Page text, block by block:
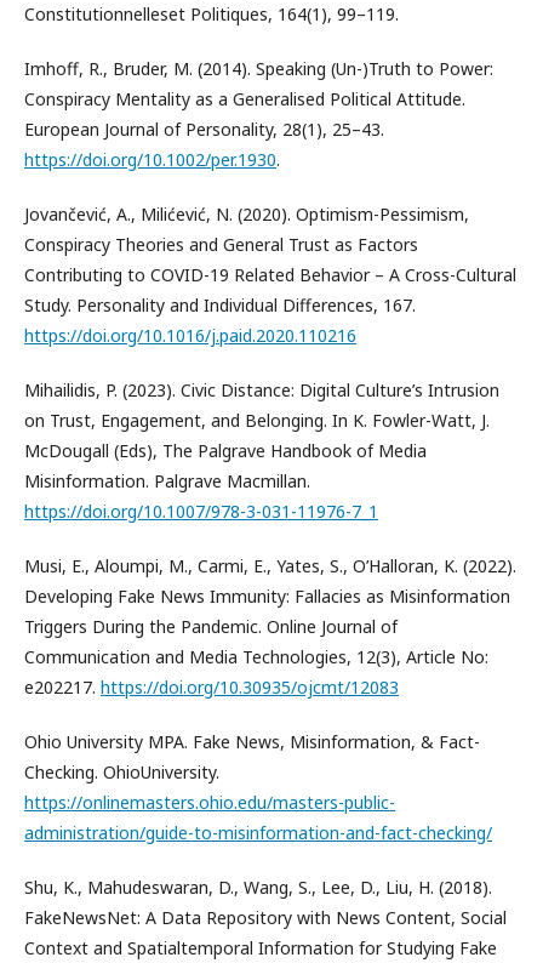
Constitutionnelleset Politiques, 164(1), 99–119.
Imhoff, R., Bruder, M. (2014). Speaking (Un-)Truth to Power:
Conspiracy Mentality as a Generalised Political Attitude.
European Journal of Personality, 28(1), 25–43.
https://doi.org/10.1002/per.1930.
Jovančević, A., Milićević, N. (2020). Optimism-Pessimism,
Conspiracy Theories and General Trust as Factors
Contributing to COVID-19 Related Behavior – A Cross-Cultural
Study. Personality and Individual Differences, 167.
https://doi.org/10.1016/j.paid.2020.110216
Mihailidis, P. (2023). Civic Distance: Digital Culture’s Intrusion
on Trust, Engagement, and Belonging. In K. Fowler-Watt, J.
McDougall (Eds), The Palgrave Handbook of Media
Misinformation. Palgrave Macmillan.
https://doi.org/10.1007/978-3-031-11976-7_1
Musi, E., Aloumpi, M., Carmi, E., Yates, S., O’Halloran, K. (2022).
Developing Fake News Immunity: Fallacies as Misinformation
Triggers During the Pandemic. Online Journal of
Communication and Media Technologies, 12(3), Article No:
e202217. https://doi.org/10.30935/ojcmt/12083
Ohio University MPA. Fake News, Misinformation, & Fact-
Checking. OhioUniversity.
https://onlinemasters.ohio.edu/masters-public-
administration/guide-to-misinformation-and-fact-checking/
Shu, K., Mahudeswaran, D., Wang, S., Lee, D., Liu, H. (2018).
FakeNewsNet: A Data Repository with News Content, Social
Context and Spatialtemporal Information for Studying Fake